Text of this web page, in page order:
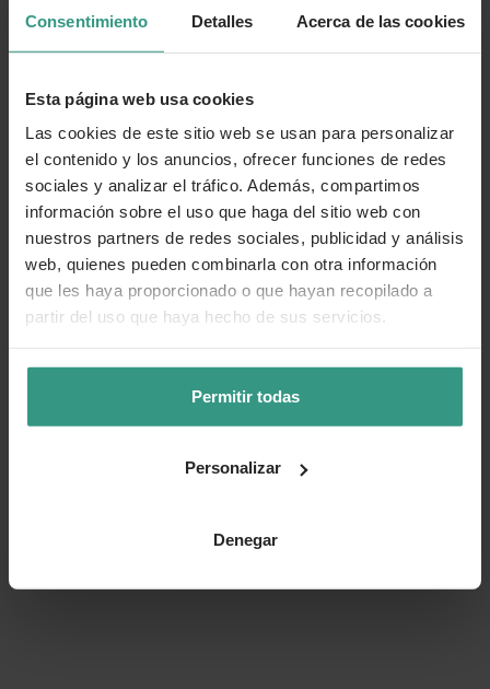
Consentimiento Detalles Acerca de las cookies
Esta página web usa cookies
Las cookies de este sitio web se usan para personalizar
el contenido y los anuncios, ofrecer funciones de redes
sociales y analizar el tráfico. Además, compartimos
información sobre el uso que haga del sitio web con
nuestros partners de redes sociales, publicidad y análisis
web, quienes pueden combinarla con otra información
que les haya proporcionado o que hayan recopilado a
partir del uso que haya hecho de sus servicios.
Permitir todas
Personalizar
Denegar
Cuidados
Categorías
Número de artículo:11251239
¿Te ha resultado útil la información de este producto?
😐 Más o menos 👎 No